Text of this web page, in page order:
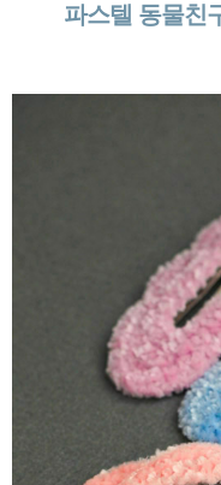
파스텔 동물친